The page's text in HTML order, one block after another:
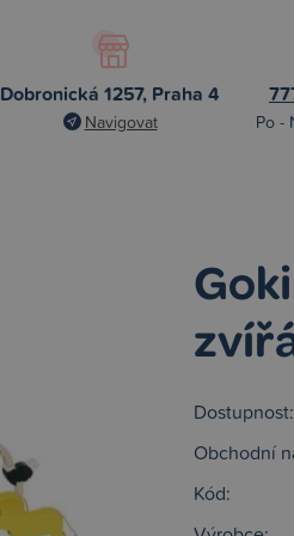
Dobronická 1257, Praha 4
Navigovat Po -
Dostupnost:
Obchodní
Kód: